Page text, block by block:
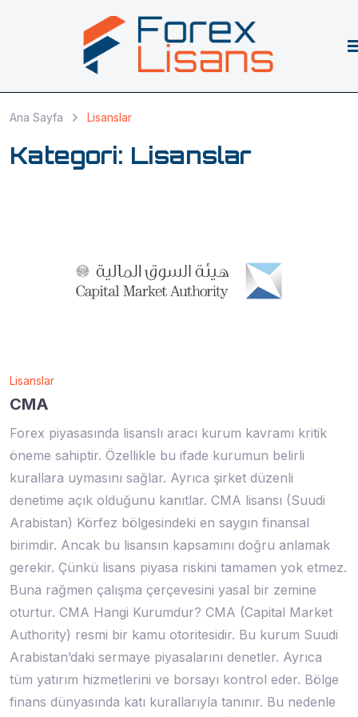
Ana Sayfa Lisanslar
Kategori: Lisanslar
Lisanslar
CMA
Forex piyasasında lisanslı aracı kurum kavramı kritik
öneme sahiptir. Özellikle bu ifade kurumun belirli
kurallara uymasını sağlar. Ayrıca şirket düzenli
denetime açık olduğunu kanıtlar. CMA lisansı (Suudi
Arabistan) Körfez bölgesindeki en saygın finansal
birimdir. Ancak bu lisansın kapsamını doğru anlamak
gerekir. Çünkü lisans piyasa riskini tamamen yok etmez.
Buna rağmen çalışma çerçevesini yasal bir zemine
oturtur. CMA Hangi Kurumdur? CMA (Capital Market
Authority) resmi bir kamu otoritesidir. Bu kurum Suudi
Arabistan’daki sermaye piyasalarını denetler. Ayrıca
tüm yatırım hizmetlerini ve borsayı kontrol eder. Bölge
finans dünyasında katı kurallarıyla tanınır. Bu nedenle